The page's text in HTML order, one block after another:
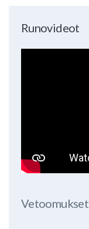
Runovideot
Vetoomukset